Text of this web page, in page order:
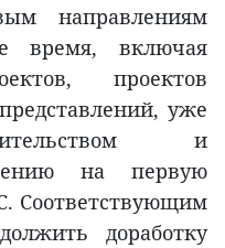
направлениям
время, включая
проектов
уже
и
на первую
Соответствующим
доработку